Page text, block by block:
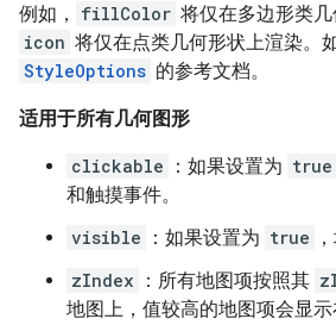
例如，
fillColor 将仅在多边形类
icon 将仅在点类几何形状上渲染。
StyleOptions 的参考文档。
适用于所有几何图形
clickable ：如果设置为 true
和触摸事件。
visible
：如果设置为 true
zIndex
：所有地图项按照其
地图上，值较高的地图项会显